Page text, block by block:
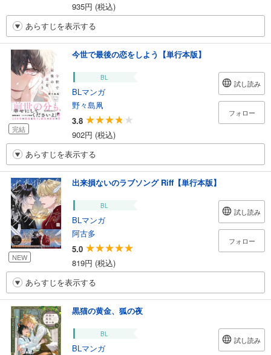
935円 (税込)
あらすじを表示する
完結
今世で最後の恋をしよう【単行本版】
BL
BLマンガ
野々島凧
3.8
902円 (税込)
試し読み
フォロー
あらすじを表示する
NEW
出来損ないのラブソング Riff【単行本版】
BL
BLマンガ
阿古多
5.0
819円 (税込)
試し読み
フォロー
あらすじを表示する
黒猫の黄金、狐の夜
BL
BLマンガ
試し読み